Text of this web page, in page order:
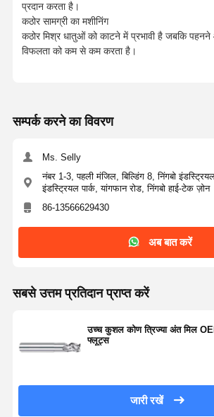
प्रदान करता है।
कठोर सामग्री का मशीनिंग
कठोर मिश्र धातुओं को काटने में प्रभावी है जबकि
विफलता को कम से कम करता है।
सम्पर्क करने का विवरण
Ms. Selly
नंबर 1-3, पहली मंजिल, बिल्डिंग 8, निंगबो
इंडस्ट्रियल पार्क, यांगफान रोड, निंगबो हाई-टेक ज़ोन
86-13566629430
अब बात करें
सबसे उत्तम प्रतिदान प्राप्त करें
उच्च कुशल कोण त्रिज्या अंत मिल
फ्लूट्स
जारी रखें